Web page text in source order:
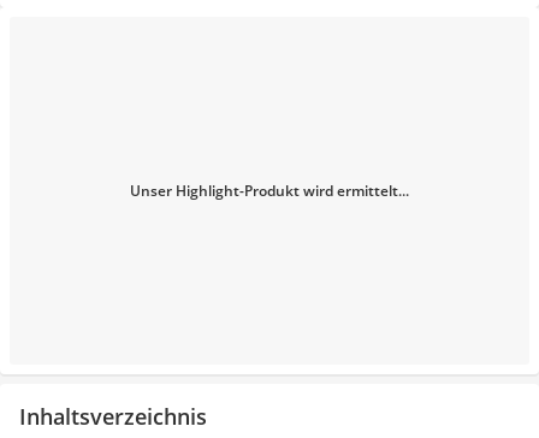
Unser Highlight-Produkt wird ermittelt...
Inhaltsverzeichnis